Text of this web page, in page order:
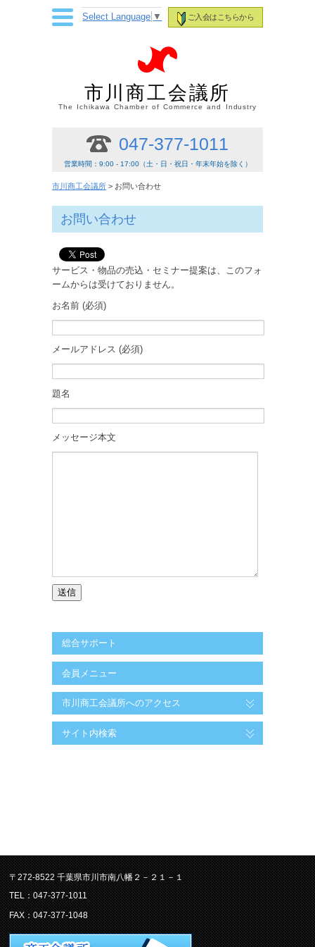
ご入会はこちらから
Select Language ▼
市川商工会議所
The Ichikawa Chamber of Commerce and Industry
047-377-1011
営業時間：9:00 - 17:00（土・日・祝日・年末年始を除く）
市川商工会議所 > お問い合わせ
お問い合わせ
サービス・物品の売込・セミナー提案は、このフォ
ームからは受けておりません。
お名前 (必須)
メールアドレス (必須)
題名
メッセージ本文
総合サポート
会員メニュー
市川商工会議所へのアクセス
サイト内検索
〒272-8522 千葉県市川市南八幡２－２１－１
TEL：047-377-1011
FAX：047-377-1048